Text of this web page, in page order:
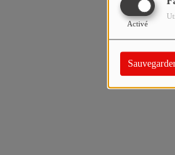
Activé